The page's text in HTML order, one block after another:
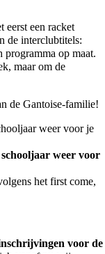
eerst een racket
de interclubtitels:
programma op maat.
maar om de
de Gantoise-familie!
weer voor je
weer voor
het first come,
voor de